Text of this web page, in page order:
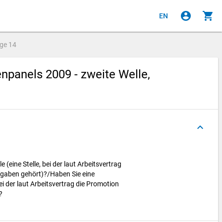
EN account_circle shopping_cart
14
2009 - zweite Welle,
keyboard_arrow_up
(eine Stelle, bei der laut Arbeitsvertrag
gehört)?/Haben Sie eine
der laut Arbeitsvertrag die Promotion